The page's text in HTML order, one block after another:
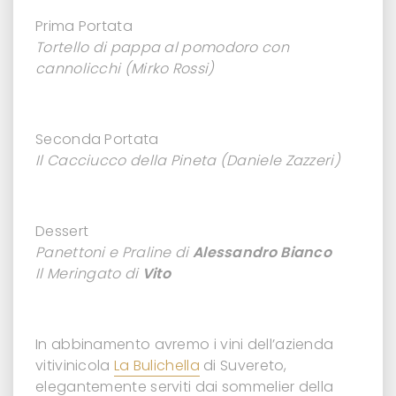
Prima Portata
Tortello di pappa al pomodoro con
cannolicchi (Mirko Rossi)
Seconda Portata
Il Cacciucco della Pineta (Daniele Zazzeri)
Dessert
Panettoni e Praline diAlessandro Bianco
Il Meringato di Vito
In abbinamento avremo i vini dell’azienda
vitivinicola La Bulichella di Suvereto,
elegantemente serviti dai sommelier della